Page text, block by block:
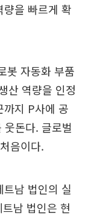
을 빠르게 확
봇 자동화 부품
산 역량을 인정
까지 P사에 공
돈다. 글로벌
음이다.
남 법인의 실
남 법인은 현